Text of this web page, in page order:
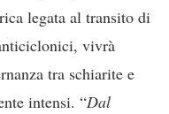
legata al transito di
vivrà
tra schiarite e
intensi. “Dal